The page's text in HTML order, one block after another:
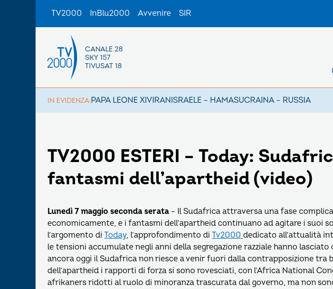
TV2000 InBlu2000 Avvenire SIR
CANALE 28
SKY 157
TIVUSAT 18
IN EVIDENZA:PAPA LEONE XIVIRANISRAELE – HAMASUCRAINA – RUSSIA
TV2000 ESTERI – Today:
fantasmi dell’apartheid (video)
Lunedì 7 maggio seconda serata – Il Sudafrica attraversa una fase
economicamente, e i fantasmi dell’apartheid continuano ad agitare i suoi
l’argomento di Today, l’approfondimento di Tv2000 dedicato all’attualità
le tensioni accumulate negli anni della segregazione razziale hanno
ancora oggi il Sudafrica non riesce a venir fuori dalla contrapposizione tra
dell’apartheid i rapporti di forza si sono rovesciati, con l’Africa National
afrikaners ridotti al ruolo di minoranza trascurata dal governo, ma non